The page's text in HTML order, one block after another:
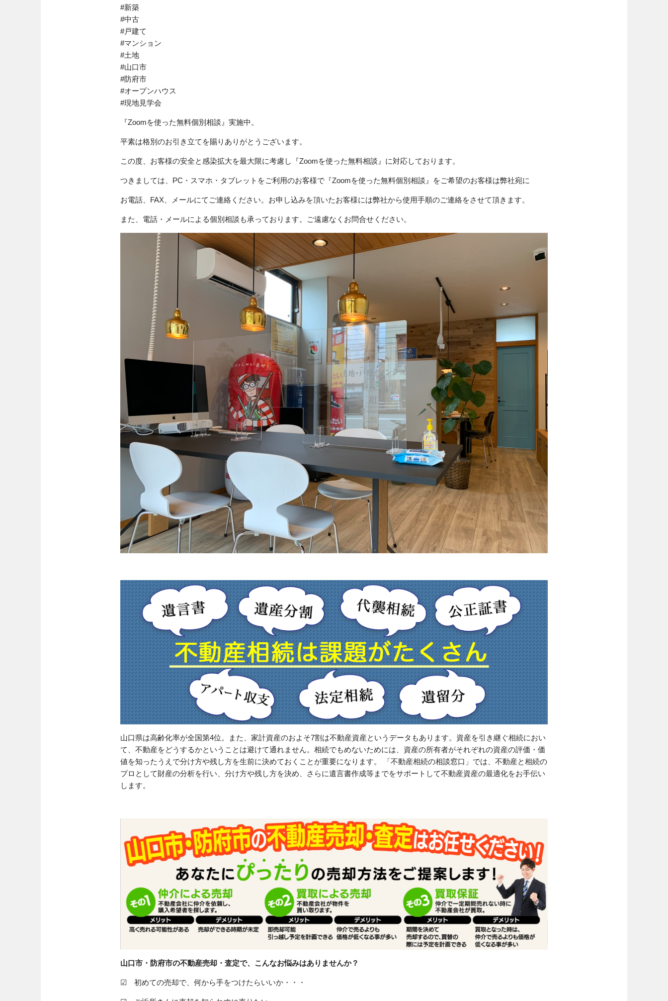
#新築
#中古
#戸建て
#マンション
#土地
#山口市
#防府市
#オープンハウス
#現地見学会
『Zoomを使った無料個別相談』実施中。
平素は格別のお引き立てを賜りありがとうございます。
この度、お客様の安全と感染拡大を最大限に考慮し『Zoomを使った無料相談』に対応しております。
つきましては、PC・スマホ・タブレットをご利用のお客様で『Zoomを使った無料個別相談』をご希望のお客様は弊社宛に
お電話、FAX、メールにてご連絡ください。お申し込みを頂いたお客様には弊社から使用手順のご連絡をさせて頂きます。
また、電話・メールによる個別相談も承っております。ご遠慮なくお問合せください。
山口県は高齢化率が全国第4位。また、家計資産のおよそ7割は不動産資産というデータもあります。資産を引き継ぐ相続におい
て、不動産をどうするかということは避けて通れません。相続でもめないためには、資産の所有者がそれぞれの資産の評価・価
値を知ったうえで分け方や残し方を生前に決めておくことが重要になります。 「不動産相続の相談窓口」では、不動産と相続の
プロとして財産の分析を行い、分け方や残し方を決め、さらに遺言書作成等までをサポートして不動産資産の最適化をお手伝い
します。
山口市・防府市の不動産売却・査定で、こんなお悩みはありませんか？
☑ 初めての売却で、何から手をつけたらいいか・・・